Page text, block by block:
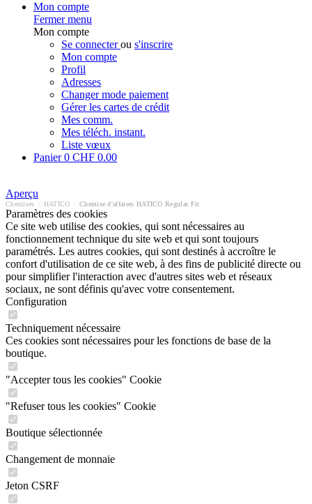
Mon compte
Fermer menu
Mon compte
Se connecterou s'inscrire
Mon compte
Profil
Adresses
Changer mode paiement
Gérer les cartes de crédit
Mes comm.
Mes téléch. instant.
Liste vœux
Panier0 CHF 0.00
Aperçu
Chemises HATICO Chemise d'affaires HATICO Regular Fit
Paramètres des cookies
Ce site web utilise des cookies, qui sont nécessaires au
fonctionnement technique du site web et qui sont toujours
paramétrés. Les autres cookies, qui sont destinés à accroître le
confort d'utilisation de ce site web, à des fins de publicité directe ou
pour simplifier l'interaction avec d'autres sites web et réseaux
sociaux, ne sont définis qu'avec votre consentement.
Configuration
Techniquement nécessaire
Ces cookies sont nécessaires pour les fonctions de base de la
boutique.
"Accepter tous les cookies" Cookie
"Refuser tous les cookies" Cookie
Boutique sélectionnée
Changement de monnaie
Jeton CSRF